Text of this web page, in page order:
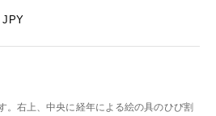
JPY
。右上、中央に経年による絵の具のひび割